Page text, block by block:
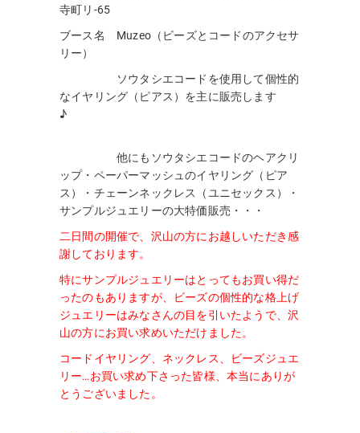
寺町リ-65
ブース名 Muzeo（ビーズとコードのアクセサ
リー）
ソウタシエコードを使用して個性的
なイヤリング（ピアス）を主に販売します
♪
他にもソウタシエコードのヘアクリ
ップ・ペーパーマッシュのイヤリング（ピア
ス）・チェーンネックレス（ユニセックス）・
サンプルジュエリーの大特価販売・・・
二日間の開催で、沢山の方にお越しいただき感
謝しております。
特にサンプルジュエリーはとってもお買い得だ
ったのもありますが、ビーズの個性的な格上げ
ジュエリーはみなさんの目を引いたようで、沢
山の方にお買い求めいただけました。
コードイヤリング、ネックレス、ビーズジュエ
リー…お買い求め下さった皆様、本当にありが
とうございました。